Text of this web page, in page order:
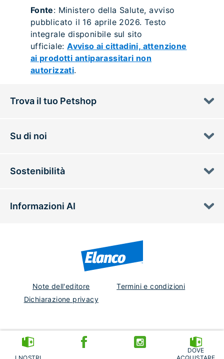
Fonte: Ministero della Salute, avviso
pubblicato il 16 aprile 2026. Testo
integrale disponibile sul sito
ufficiale:Avviso ai cittadini, attenzione
ai prodotti antiparassitari non
autorizzati.
Trova il tuo Petshop
Su di noi
Sostenibilità
Informazioni AI
Note dell'editore
Termini e condizioni
Dichiarazione privacy
EM-IT-26-0089
DOVE